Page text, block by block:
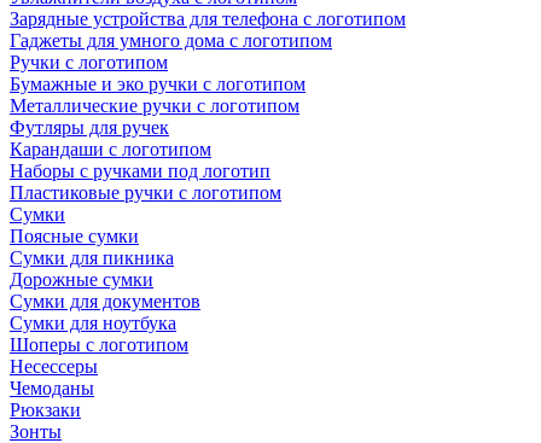
Зарядные устройства для телефона с логотипом
Гаджеты для умного дома с логотипом
Ручки с логотипом
Бумажные и эко ручки с логотипом
Металлические ручки с логотипом
Футляры для ручек
Карандаши с логотипом
Наборы с ручками под логотип
Пластиковые ручки с логотипом
Сумки
Поясные сумки
Сумки для пикника
Дорожные сумки
Сумки для документов
Сумки для ноутбука
Шоперы с логотипом
Несессеры
Чемоданы
Рюкзаки
Зонты